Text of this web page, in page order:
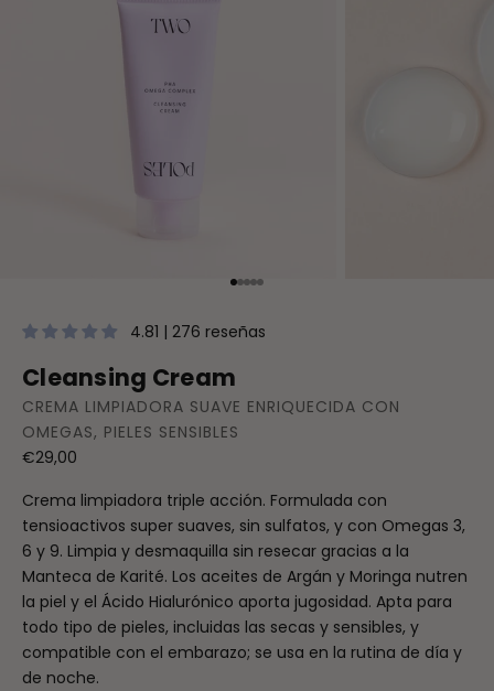
Ir al artículo 1
Ir al artículo 2
Ir al artículo 3
Ir al artículo 4
Ir al artículo 5
4.81 | 276 reseñas
Cleansing Cream
CREMA LIMPIADORA SUAVE ENRIQUECIDA CON
OMEGAS, PIELES SENSIBLES
Precio de oferta
€29,00
Crema limpiadora triple acción. Formulada con
tensioactivos super suaves, sin sulfatos, y con Omegas 3,
6 y 9. Limpia y desmaquilla sin resecar gracias a la
Manteca de Karité. Los aceites de Argán y Moringa nutren
la piel y el Ácido Hialurónico aporta jugosidad. Apta para
todo tipo de pieles, incluidas las secas y sensibles, y
compatible con el embarazo; se usa en la rutina de día y
de noche.